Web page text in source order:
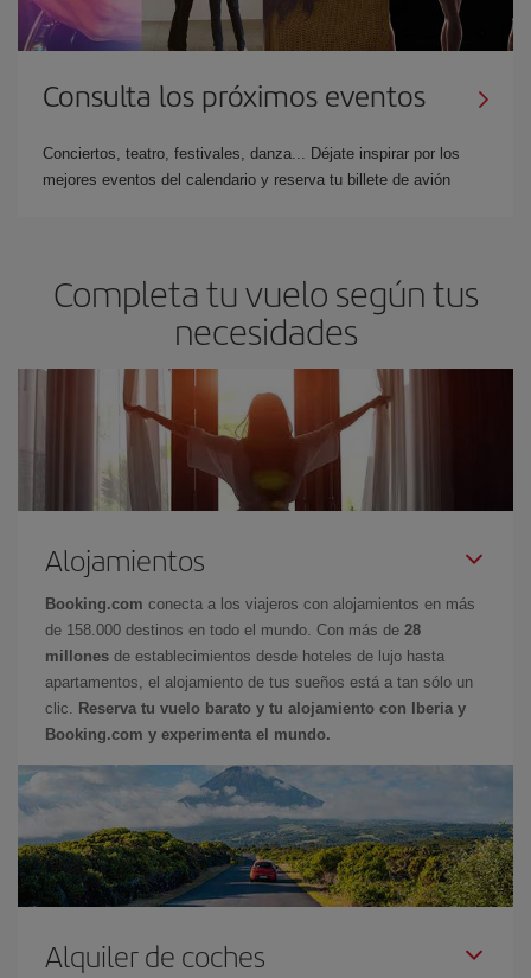
Consulta los próximos eventos
Conciertos, teatro, festivales, danza... Déjate inspirar por los
mejores eventos del calendario y reserva tu billete de avión
Completa tu vuelo según tus
necesidades
Alojamientos
Booking.com conecta a los viajeros con alojamientos en más
de 158.000 destinos en todo el mundo. Con más de 28
millones de establecimientos desde hoteles de lujo hasta
apartamentos, el alojamiento de tus sueños está a tan sólo un
clic.
Reserva tu vuelo barato y tu alojamiento con Iberia y
Booking.com y experimenta el mundo.
Alquiler de coches